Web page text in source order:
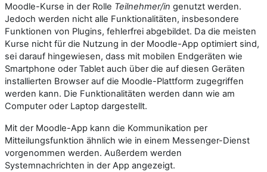
Moodle-Kurse in der Rolle Teilnehmer/in genutzt werden.
Jedoch werden nicht alle Funktionalitäten, insbesondere
Funktionen von Plugins, fehlerfrei abgebildet. Da die meisten
Kurse nicht für die Nutzung in der Moodle-App optimiert sind,
sei darauf hingewiesen, dass mit mobilen Endgeräten wie
Smartphone oder Tablet auch über die auf diesen Geräten
installierten Browser auf die Moodle-Plattform zugegriffen
werden kann. Die Funktionalitäten werden dann wie am
Computer oder Laptop dargestellt.
Mit der Moodle-App kann die Kommunikation per
Mitteilungsfunktion ähnlich wie in einem Messenger-Dienst
vorgenommen werden. Außerdem werden
Systemnachrichten in der App angezeigt.